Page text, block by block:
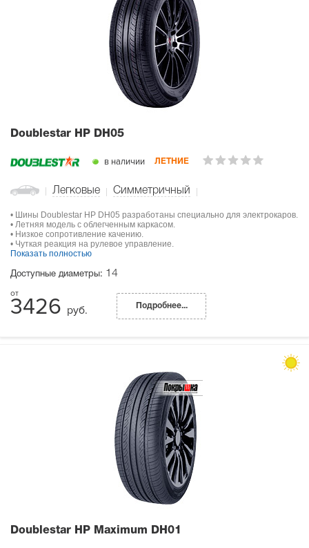
Doublestar HP DH05
в наличии ЛЕТНИЕ
Легковые Симметричный
• Шины Doublestar HP DH05 разработаны специально для электрокаров.
• Летняя модель с облегченным каркасом.
• Низкое сопротивление качению.
• Чуткая реакция на рулевое управление.
Показать полностью
Доступные диаметры: 14
3426 руб. Подробнее...
Doublestar HP Maximum DH01